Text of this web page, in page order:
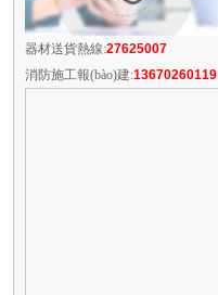
器材送貨熱線:27625007
消防施工報(bào)建:13670260119